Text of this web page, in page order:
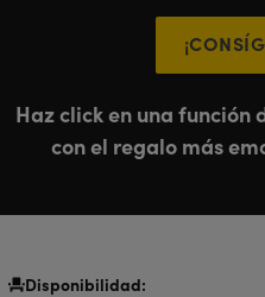
Haz click en una función
con el regalo más
Disponibilidad: